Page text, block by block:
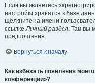
Если вы являетесь
настройки хранятся в базе
щёлкните на имени
ссылкеЛичный раздел. Там вы
предпочтения.
Вернуться к началу
Как избежать появления
конференции»?